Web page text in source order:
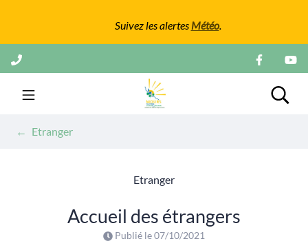
Suivez les alertes Météo.
Aller
au
contenu
Mairie de Mours
Etranger
Etranger
Accueil des étrangers
Publié le07/10/2021